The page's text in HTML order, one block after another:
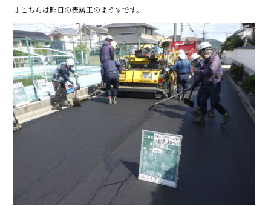
↓こちらは昨日の表層工のようすです。